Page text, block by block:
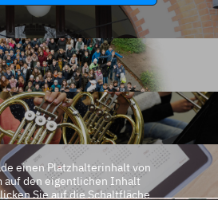
einen Platzhalterinhalt von
auf den eigentlichen Inhalt
Sie auf die Schaltfläche